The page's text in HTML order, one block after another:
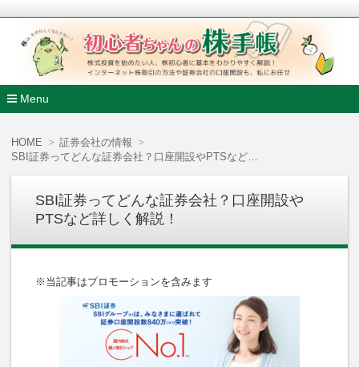
初心者ちゃんの株手帳
株式投資を始めたい人、株初心者に基本をわかりやすく解説
ンターネット株取引の方法や証券会社の口座開設も、私にお任
Menu
HOME
証券会社の情報
SBI証券ってどんな証券会社？口座開設や
PTSなど詳しく解説！
※当記事はプロモーションを含みます